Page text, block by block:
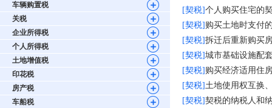
车辆购置税
关税
企业所得税
个人所得税
土地增值税
印花税
房产税
车船税
[契税]个人购买住宅的
[契税] 购买土地时支付
[契税]拆迁后重新购买房屋
[契税]城市基础设施配
[契税] 购买经济适用住
[契税]土地使用权互换
[契税]契税的纳税人和